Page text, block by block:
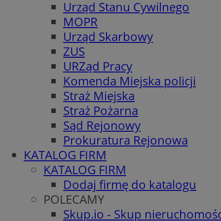
Urząd Stanu Cywilnego
MOPR
Urząd Skarbowy
ZUS
URZąd Pracy
Komenda Miejska policji
Straż Miejska
Straż Pożarna
Sąd Rejonowy
Prokuratura Rejonowa
KATALOG FIRM
KATALOG FIRM
Dodaj firmę do katalogu
POLECAMY
Skup.io - Skup